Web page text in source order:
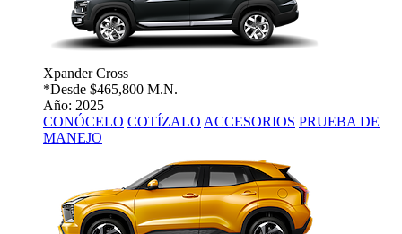
Xpander Cross
*Desde $465,800 M.N.
Año: 2025
CONÓCELO COTÍZALO ACCESORIOS PRUEBA DE
MANEJO